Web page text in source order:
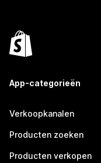
App-categorieën
Verkoopkanalen
Producten zoeken
Producten verkopen